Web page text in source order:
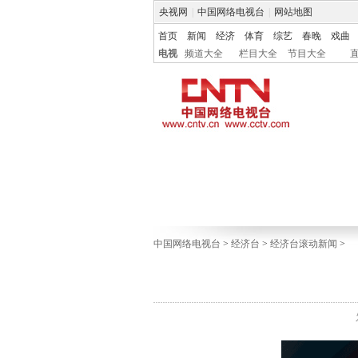
央视网 中国网络电视台 网站地图
首页 新闻 经济 体育 综艺 春晚
戏曲
电视
频道大全 栏目大全 节目大全
中国网络电视台 > 经济台 > 经济台滚动新闻 >